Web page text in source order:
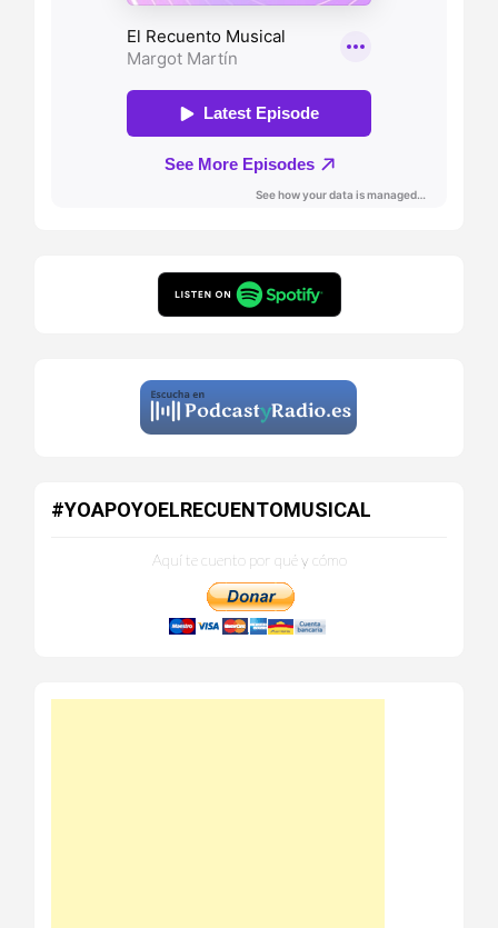
#YOAPOYOELRECUENTOMUSICAL
Aquí te cuento por qué y cómo